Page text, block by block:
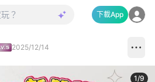
下載App
2025/12/14
1/9